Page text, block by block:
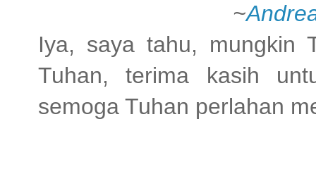
~
Iya, saya tahu, mungkin
Tuhan, terima kasih
semoga Tuhan perlahan